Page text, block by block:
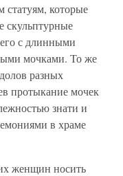
статуям, которые
скульптурные
с длинными
мочками. То же
разных
протыкание мочек
знати и
в храме
женщин носить